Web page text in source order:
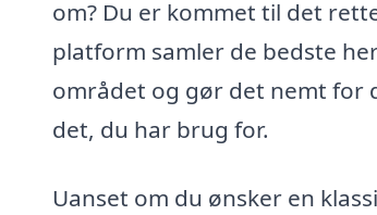
om? Du er kommet til det
platform samler de bedste
området og gør det nemt for
det, du har brug for.
Uanset om du ønsker en